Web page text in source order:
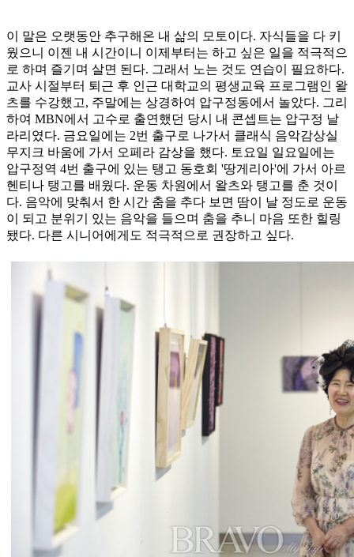
이 말은 오랫동안 추구해온 내 삶의 모토이다. 자식들을 다 키
웠으니 이젠 내 시간이니 이제부터는 하고 싶은 일을 적극적으
로 하며 즐기며 살면 된다. 그래서 노는 것도 연습이 필요하다.
교사 시절부터 퇴근 후 인근 대학교의 평생교육 프로그램인 왈
츠를 수강했고, 주말에는 상경하여 압구정동에서 놀았다. 그리
하여 MBN에서 고수로 출연했던 당시 내 콘셉트는 압구정 날
라리였다. 금요일에는 2번 출구로 나가서 클래식 음악감상실
무지크 바움에 가서 오페라 감상을 했다. 토요일 일요일에는
압구정역 4번 출구에 있는 탱고 동호회 '땅게리아'에 가서 아르
헨티나 탱고를 배웠다. 운동 차원에서 왈츠와 탱고를 춘 것이
다. 음악에 맞춰서 한 시간 춤을 추다 보면 땀이 날 정도로 운동
이 되고 분위기 있는 음악을 들으며 춤을 추니 마음 또한 힐링
됐다. 다른 시니어에게도 적극적으로 권장하고 싶다.